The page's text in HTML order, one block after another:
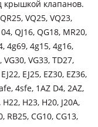
1 поколение
крышкой клапанов.
VQ25, VQ23,
QJ16, QG18, MR20,
4g69, 4g15, 4g16,
VG33, TD27,
EJ25, EZ30, EZ36,
4sfe, 1AZ D4, 2AZ,
H23, H20, J20A,
RB25, CG10, CG13,